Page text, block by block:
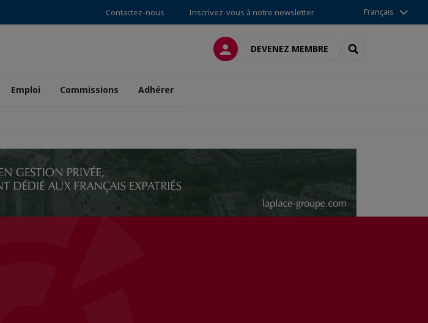
Contactez-nous Inscrivez-vous à notre newsletter Français
CONNEXIONDEVENEZ MEMBRE RECHERCHER
Emploi Commissions Adhérer